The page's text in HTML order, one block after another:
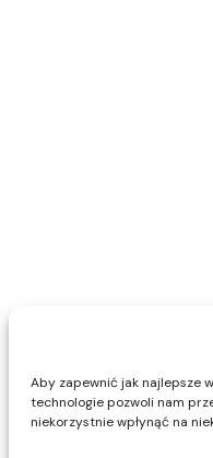
Aby zapewnić jak najlepsze
technologie pozwoli nam
niekorzystnie wpłynąć na